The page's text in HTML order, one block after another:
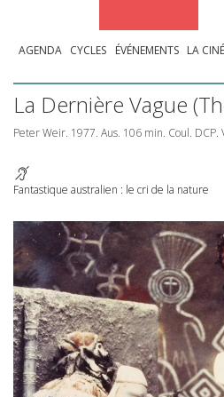
AGENDA CYCLES ÉVÉNEMENTS LA
La Dernière Vague
Peter Weir. 1977. Aus. 106 min. Coul. DCP.
Fantastique australien : le cri de la nature